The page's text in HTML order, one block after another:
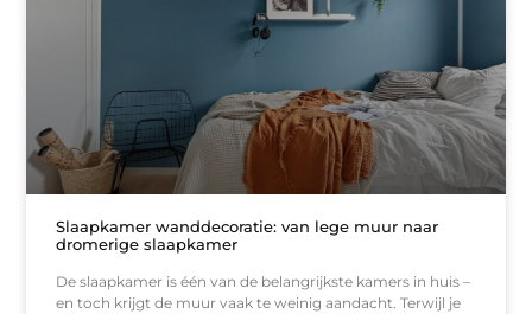
Slaapkamer wanddecoratie: van lege muur naar
dromerige slaapkamer
De slaapkamer is één van de belangrijkste kamers in huis –
en toch krijgt de muur vaak te weinig aandacht. Terwijl je